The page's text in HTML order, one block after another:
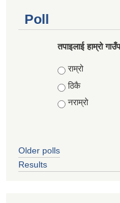
Poll
तपाइलाई हाम्रो
Choices
राम्रो
ठिकै
नराम्रो
Older polls
Results